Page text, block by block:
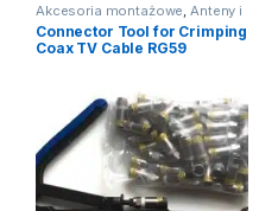
Akcesoria montażowe Anteny i
akcesoria montażowe
Connector Tool for Crimping
Coax TV Cable RG59